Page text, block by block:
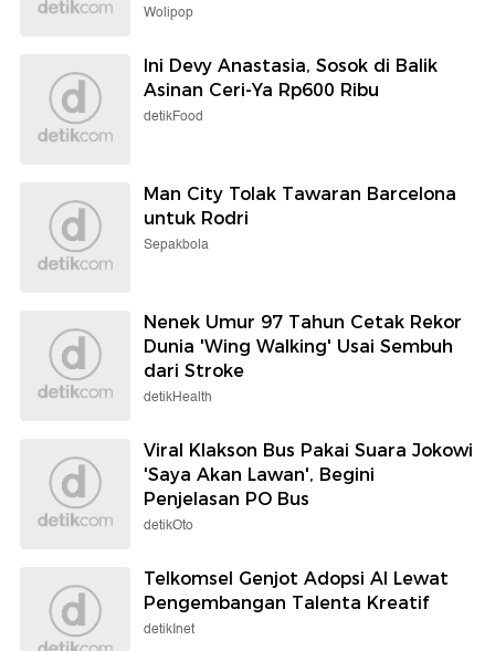
Wolipop
Ini Devy Anastasia, Sosok di Balik
Asinan Ceri-Ya Rp600 Ribu
detikFood
Man City Tolak Tawaran Barcelona
untuk Rodri
Sepakbola
Nenek Umur 97 Tahun Cetak Rekor
Dunia 'Wing Walking' Usai Sembuh
dari Stroke
detikHealth
Viral Klakson Bus Pakai Suara Jokowi
'Saya Akan Lawan', Begini
Penjelasan PO Bus
detikOto
Telkomsel Genjot Adopsi AI Lewat
Pengembangan Talenta Kreatif
detikInet